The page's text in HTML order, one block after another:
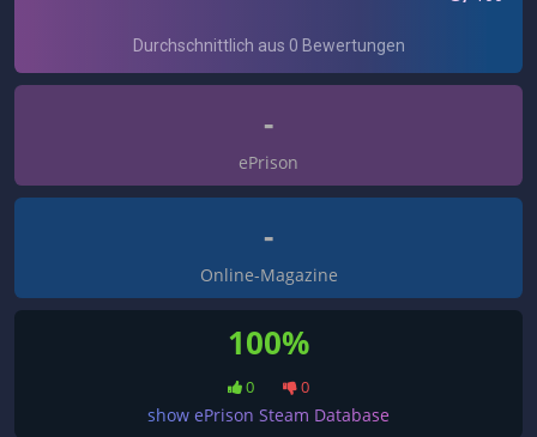
-
ePrison
-
Online-Magazine
100%
0 0
show ePrison Steam Database